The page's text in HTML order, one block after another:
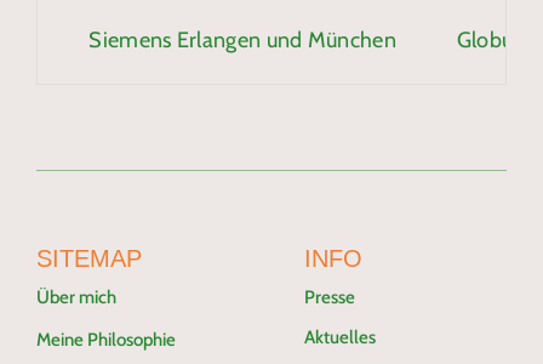
Siemens Erlangen und München Globus
SITEMAP
Über mich
Meine Philosophie
INFO
Presse
Aktuelles